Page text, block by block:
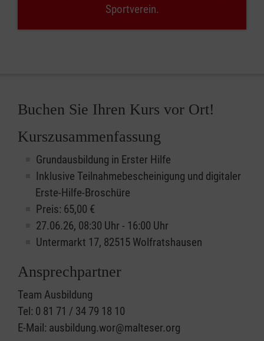
Sportverein.
Buchen Sie Ihren Kurs vor Ort!
Kurszusammenfassung
Grundausbildung in Erster Hilfe
Inklusive Teilnahmebescheinigung und digitaler
Erste-Hilfe-Broschüre
Preis: 65,00 €
27.06.26, 08:30 Uhr - 16:00 Uhr
Untermarkt 17, 82515 Wolfratshausen
Ansprechpartner
Team Ausbildung
Tel: 0 81 71 / 34 79 18 10
E-Mail: ausbildung.wor@malteser.org